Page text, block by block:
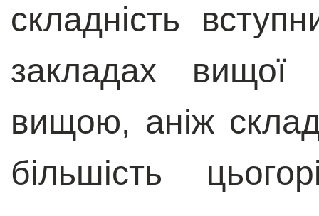
складність
закладах вищої
вищою, аніж
більшість